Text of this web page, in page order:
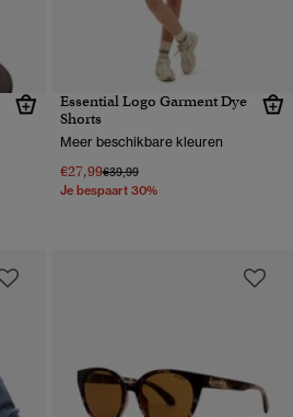
Essential Logo Garment Dye
Shorts
Meer beschikbare kleuren
€27,99Prijs verlaagd van
€39,99naar
Je bespaart 30%